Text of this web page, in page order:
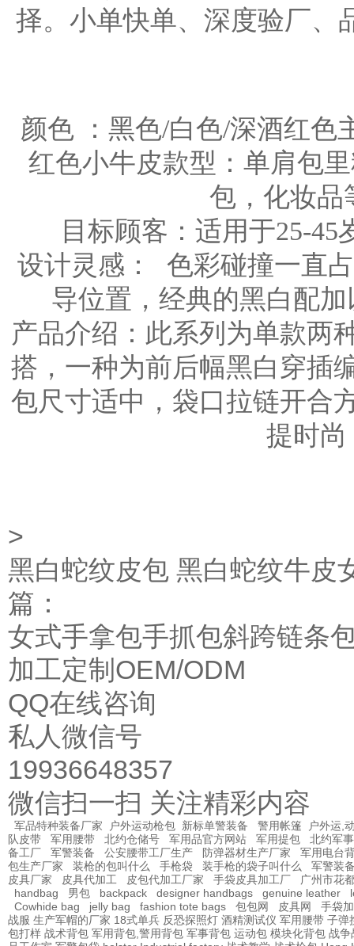
择。小单快单、深度验厂、
颜色 ： 黑色/白色/深酒红色
红色小牛皮款型：单肩包
包，化妆品
目标顾客： 适用于25-45
设计灵感： 色彩碰撞一直
导位置，经典的黑白配
产品介绍： 此系列为单款两
搭，一种为前后幅黑白穿插
包尺寸适中，袋口拉链开合
提时尚
>
黑白蛇纹皮包 黑白蛇纹牛皮
篇：
女式手拿包手抓包斜跨链条
加工定制OEM/ODM
QQ在线咨询
私人微信号
19936648357
微信扫一扫 关注精彩内容
军品特种装备厂家 户外运动枪包 新标单警装备 警用帐篷
户外运,
队皮带
军用腰带 北约仓储号 军用品官方网站 军用提包
北约军
备工厂
军警装备 公安腰带工厂生产 防弹器材生产厂家
军用电台
包生产厂家
装枪的包叫什么 手枪袋 装手枪的袋子叫什么
军警装
皮具厂家
皮具代加工 皮包代加工厂家 手袋皮具加工厂
广州市花
handbag
男包 backpack designer handbags genuine leather
Cowhide bag
jelly bag fashion tote bags 包包网 皮具网
手袋
战服 生产军帽的厂家 18式单兵 反恐探照灯 酒精测试仪 军用腰带 子弹
包打样 战术背包 军用背包,警用背包 军事背包 运动包 模块化背包 战争